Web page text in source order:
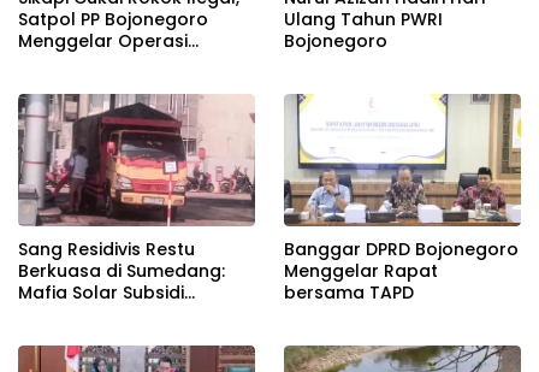
Satpol PP Bojonegoro
Menggelar Operasi
Ulang Tahun PWRI
Bojonegoro
Sang Residivis Restu
Berkuasa di Sumedang:
Mafia Solar Subsidi
Bungkam
Banggar DPRD Bojonegoro
Menggelar Rapat
bersama TAPD